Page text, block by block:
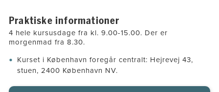
Praktiske informationer
4 hele kursusdage fra kl. 9.00-15.00. Der er
morgenmad fra 8.30.
Kurset i København foregår centralt: Hejrevej 43,
stuen, 2400 København NV.